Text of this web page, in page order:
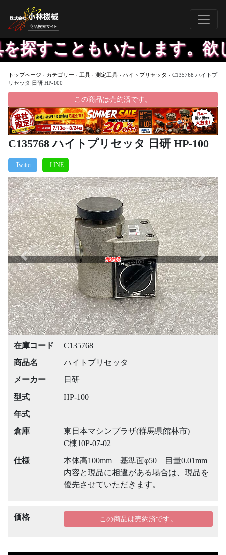
ともいたします。欲しい
トップページ › カテゴリー › 工具 › 測定工具 › ハイトプリセッタ › C135768 ハイトプ
リセッタ 日研 HP-100
この商品は売約済です。
C135768 ハイトプリセッタ 日研 HP-100
売約済
Previous Next
在庫コード
C135768
商品名
ハイトプリセッタ
メーカー
日研
型式
HP-100
年式
倉庫
東日本マシンプラザ(群馬県館林市)
C棟10P-07-02
仕様
本体高100mm 基準面φ50 目量0.01mm
内容と現品に相違がある場合は、現品を
優先させていただきます。
価格 この商品は売約済です。